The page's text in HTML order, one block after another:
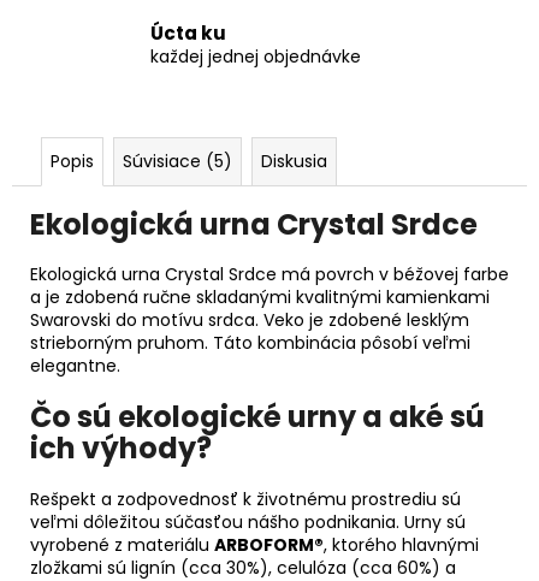
Úcta ku
každej jednej objednávke
Popis Súvisiace (5) Diskusia
Ekologická urna Crystal Srdce
Ekologická urna Crystal Srdce má povrch v béžovej farbe
a je zdobená ručne skladanými kvalitnými kamienkami
Swarovski do motívu srdca. Veko je zdobené lesklým
strieborným pruhom. Táto kombinácia pôsobí veľmi
elegantne.
Čo sú ekologické urny a aké sú
ich výhody?
Rešpekt a zodpovednosť k životnému prostrediu sú
veľmi dôležitou súčasťou nášho podnikania. Urny sú
vyrobené z materiálu ARBOFORM®, ktorého hlavnými
zložkami sú lignín (cca 30%), celulóza (cca 60%) a